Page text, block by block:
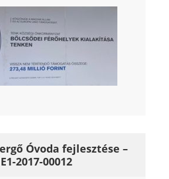
Óvoda fejlesztése –
2017-00012